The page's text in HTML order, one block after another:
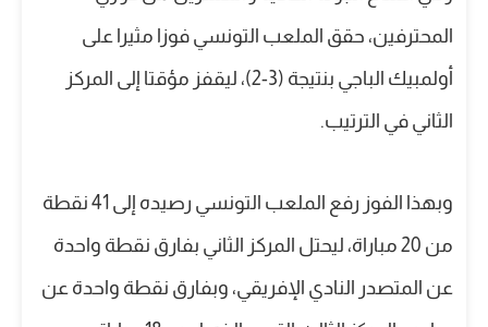
المحترفين، حقق الملعب التونسي فوزا مثيرا على
أولمبيك الباجي بنتيجة (3-2)، ليقفز مؤقتا إلى المركز
الثاني في الترتيب.
وبهذا الفوز رفع الملعب التونسي رصيده إلى 41 نقطة
من 20 مباراة، ليحتل المركز الثاني بفارق نقطة واحدة
عن المتصدر النادي الإفريقي، وبفارق نقطة واحدة عن